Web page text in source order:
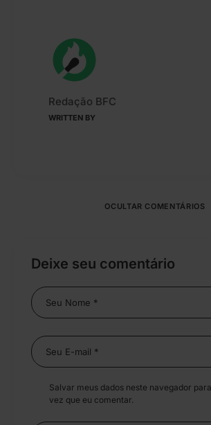
WRITTEN BY
Redação BFC
OCULTAR COMENTÁRIOS
Deixe seu comentário
Salvar meus dados neste navegador
vez que eu comentar.